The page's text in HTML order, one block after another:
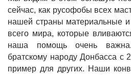
сейчас, как русофобы всех
нашей страны материальные
всего мира, которые
наша помощь очень
братскому народу Донбасса с
пример для других. Наши